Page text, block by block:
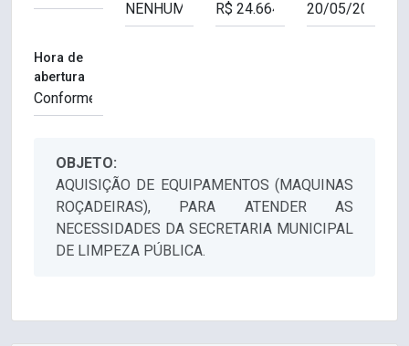
Hora de
abertura
OBJETO:
AQUISIÇÃO DE EQUIPAMENTOS (MAQUINAS
ROÇADEIRAS), PARA ATENDER AS
NECESSIDADES DA SECRETARIA MUNICIPAL
DE LIMPEZA PÚBLICA.